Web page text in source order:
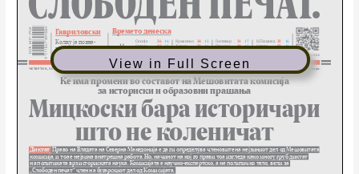
View in Full Screen